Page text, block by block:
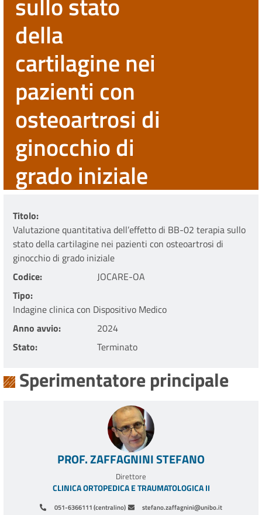
della
cartilagine nei
pazienti con
osteoartrosi di
ginocchio di
grado iniziale
Titolo
Valutazione quantitativa dell’effetto di BB-02 terapia sullo
stato della cartilagine nei pazienti con osteoartrosi di
ginocchio di grado iniziale
Codice
JOCARE-OA
Tipo
Indagine clinica con Dispositivo Medico
Anno avvio
2024
Stato
Terminato
Sperimentatore principale
051-6366111 (centralino) stefano.zaffagnini@unibo.it
PROF. ZAFFAGNINI STEFANO
Direttore
CLINICA ORTOPEDICA E TRAUMATOLOGICA II